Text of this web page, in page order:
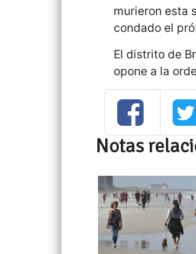
murieron esta
condado el
El distrito de
opone a la
Notas